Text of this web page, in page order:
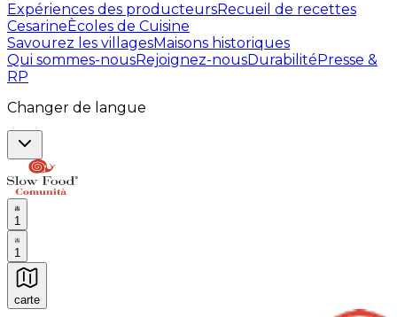
Expériences des producteursRecueil de recettes
CesarineÈcoles de Cuisine
Savourez les villagesMaisons historiques
Qui sommes-nousRejoignez-nousDurabilitéPresse &
RP
Changer de langue
1
1
carte